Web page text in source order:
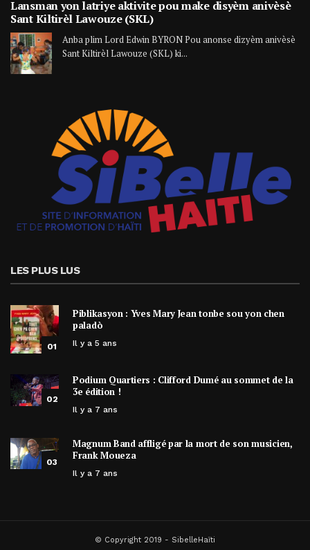
Lansman yon latriye aktivite pou make disyèm anivèsè
Sant Kiltirèl Lawouze (SKL)
Anba plim Lord Edwin BYRON Pou anonse dizyèm anivèsè
Sant Kiltirèl Lawouze (SKL) ki...
LES PLUS LUS
01
Piblikasyon : Yves Mary Jean tonbe sou yon chen
paladò
Il y a 5 ans
02
Podium Quartiers : Clifford Dumé au sommet de la
3e édition !
Il y a 7 ans
03
Magnum Band affligé par la mort de son musicien,
Frank Moueza
Il y a 7 ans
© Copyright 2019 - SibelleHaïti